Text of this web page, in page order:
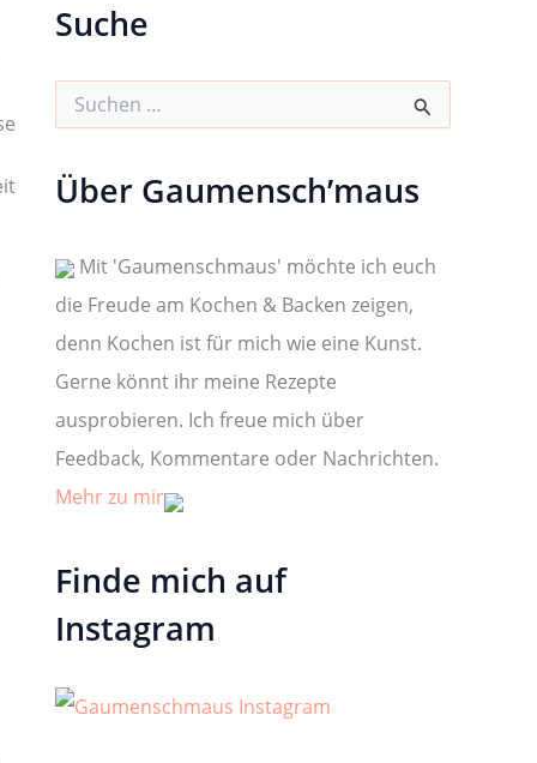
Suche
e
a
c
h
Über Gaumensch’maus
Mit 'Gaumenschmaus' möchte ich euch
die Freude am Kochen & Backen zeigen,
denn Kochen ist für mich wie eine Kunst.
Gerne könnt ihr meine Rezepte
ausprobieren. Ich freue mich über
Feedback, Kommentare oder Nachrichten.
Mehr zu mir
Finde mich auf
Instagram